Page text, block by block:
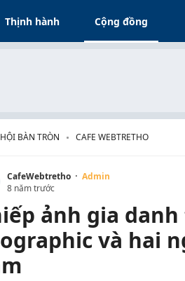
Thịnh hành Cộng đồng
HỘI BÀN TRÒN CAFE WEBTRETHO
CafeWebtretho · Admin
8 năm trước
ảnh gia
và hai